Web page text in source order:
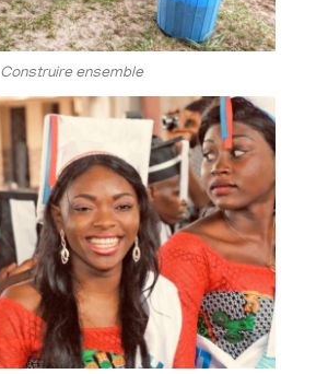
Construire ensemble